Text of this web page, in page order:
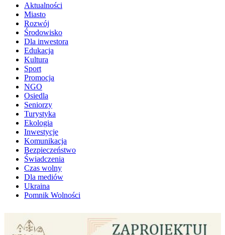
Aktualności
Miasto
Rozwój
Środowisko
Dla inwestora
Edukacja
Kultura
Sport
Promocja
NGO
Osiedla
Seniorzy
Turystyka
Ekologia
Inwestycje
Komunikacja
Bezpieczeństwo
Świadczenia
Czas wolny
Dla mediów
Ukraina
Pomnik Wolności